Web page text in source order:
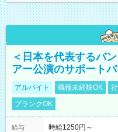
＜日本を代表するバ
アー公演のサポート
アルバイト 職種未経験OK
ブランクOK
給与
時給1250円～